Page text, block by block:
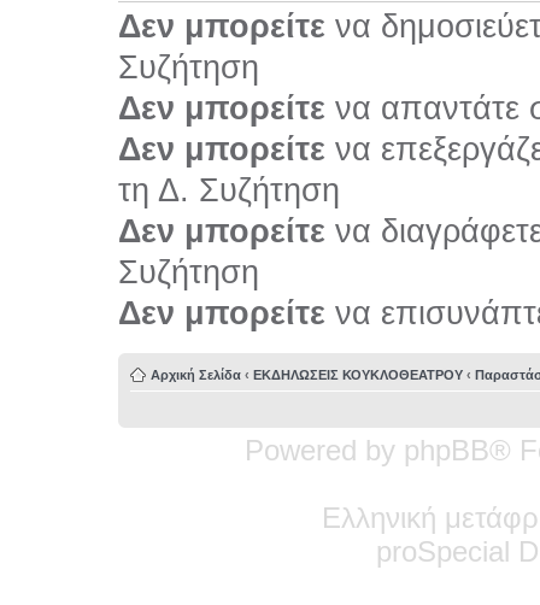
Δεν μπορείτε να
Συζήτηση
Δεν μπορείτε να απαντάτε
Δεν μπορείτε να
τη Δ. Συζήτηση
Δεν μπορείτε να
Συζήτηση
Δεν μπορείτε να
Αρχική Σελίδα ‹ ΕΚΔΗΛΩΣΕΙΣ ΚΟΥΚΛΟΘΕΑΤΡΟΥ ‹
Powered by phpBB®
Ελληνική
proSpecial